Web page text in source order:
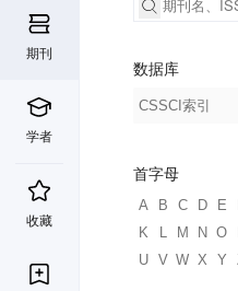
期刊
学者
收藏
数据库
CSSCI索引
首字母
A B C D E
K
L M N O
U
V W X Y